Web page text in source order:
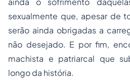
sexualmente que, apesar de
serão ainda obrigadas a
não desejado. E por fim,
machista e patriarcal que
longo da história.